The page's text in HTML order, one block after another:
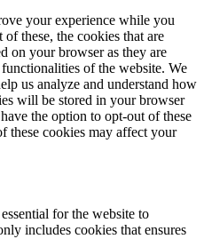
your experience while you
these, the cookies that are
on your browser as they are
of the website. We
us analyze and understand how
will be stored in your browser
the option to opt-out of these
these cookies may affect your
for the website to
includes cookies that ensures